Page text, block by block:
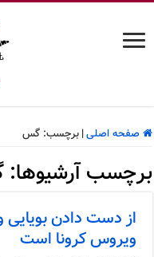
صفحه اصلی| برچسب:گس
برچسب آرشیوها:
از دست دادن بویایی
ویروس کرونا است